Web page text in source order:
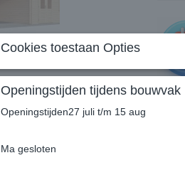
Cookies toestaan Opties
Openingstijden tijdens bouwvak
Openingstijden27 juli t/m 15 aug
Ma gesloten